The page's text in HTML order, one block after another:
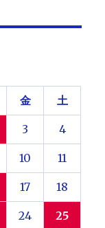
金 土
3 4
10 11
17 18
24 25